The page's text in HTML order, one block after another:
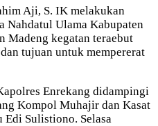
Aji, S. IK melakukan
Nahdatul Ulama Kabupaten
Madeng kegatan teraebut
tujuan untuk mempererat
Enrekang didampingi
Kompol Muhajir dan Kasat
Sulistiono. Selasa